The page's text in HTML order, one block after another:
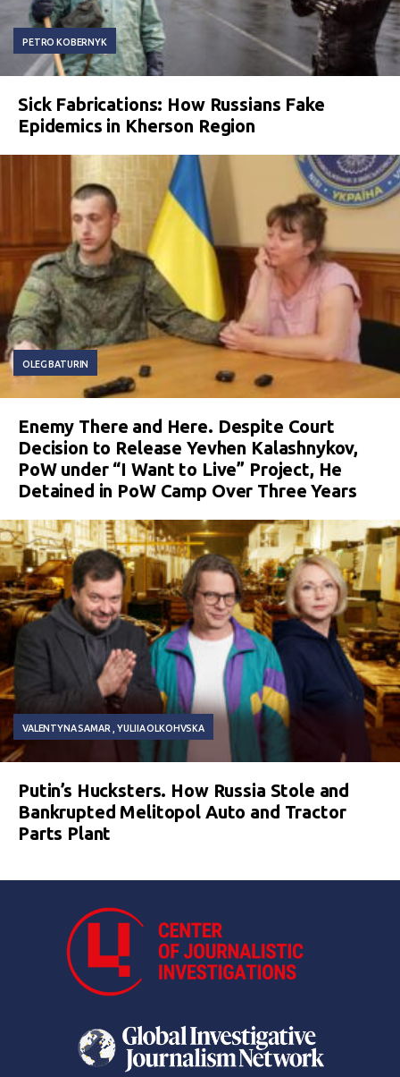
PETRO KOBERNYK
Sick Fabrications: How Russians Fake
Epidemics in Kherson Region
OLEG BATURIN
Enemy There and Here. Despite Court
Decision to Release Yevhen Kalashnykov,
PoW under “I Want to Live” Project, He
Detained in PoW Camp Over Three Years
VALENTYNA SAMAR YULIIA OLKOHVSKA
Putin’s Hucksters. How Russia Stole and
Bankrupted Melitopol Auto and Tractor
Parts Plant